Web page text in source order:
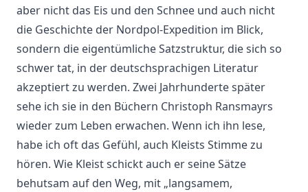
aber nicht das Eis und den Schnee und auch nicht
die Geschichte der Nordpol-Expedition im Blick,
sondern die eigentümliche Satzstruktur, die sich so
schwer tat, in der deutschsprachigen Literatur
akzeptiert zu werden. Zwei Jahrhunderte später
sehe ich sie in den Büchern Christoph Ransmayrs
wieder zum Leben erwachen. Wenn ich ihn lese,
habe ich oft das Gefühl, auch Kleists Stimme zu
hören. Wie Kleist schickt auch er seine Sätze
behutsam auf den Weg, mit „langsamem,